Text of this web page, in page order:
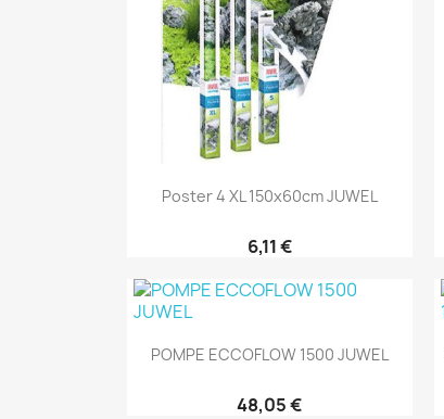
Aperçu rapide
Poster 4 XL 150x60cm JUWEL
6,11 €
Aperçu rapide
POMPE ECCOFLOW 1500 JUWEL
48,05 €